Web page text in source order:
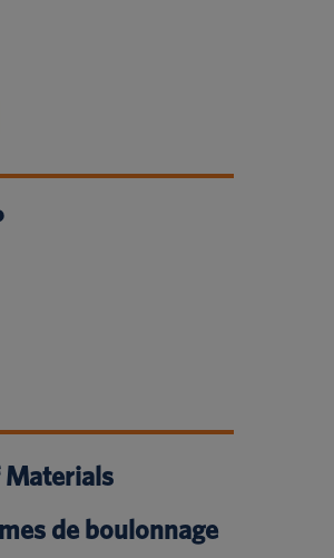
Materials
de boulonnage